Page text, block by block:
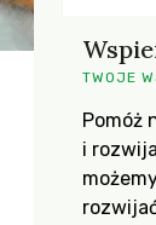
TWOJE
Pomóż
i